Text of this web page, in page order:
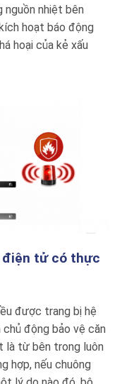
nguồn nhiệt bên
hoạt báo động
hoại của kẻ xấu
điện tử có thực
được trang bị hệ
động bảo vệ căn
là từ bên trong luôn
hợp, nếu chuông